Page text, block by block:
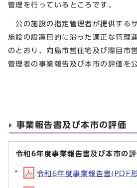
管理を行っているところです。
公の施設の指定管理者が提供する
施設の設置目的に沿った適正な管理
のとおり、向島市営住宅及び際目市
管理者の事業報告及び本市の評価を
事業報告書及び本市の評価
令和6年度事業報告書及び本市の評
令和6年度事業報告書(PDF